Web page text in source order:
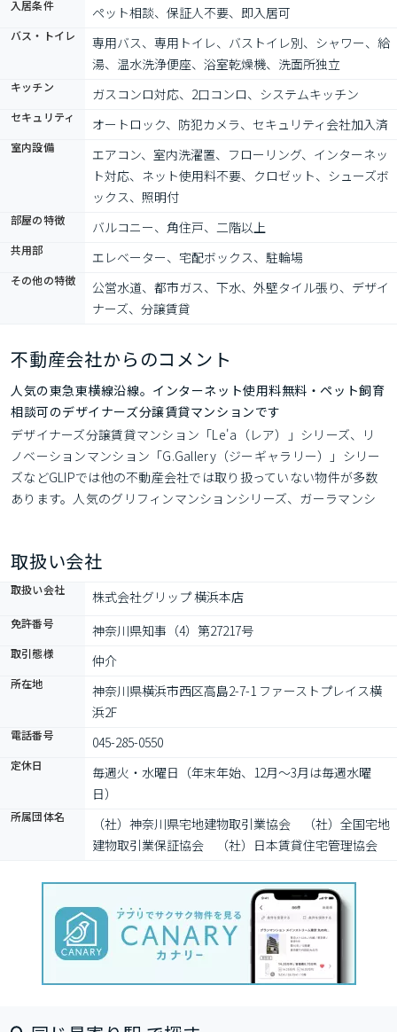
入居条件 ペット相談、保証人不要、即入居可
バス・トイレ
専用バス、専用トイレ、バストイレ別、シャワー、給
湯、温水洗浄便座、浴室乾燥機、洗面所独立
キッチン ガスコンロ対応、2口コンロ、システムキッチン
セキュリティ オートロック、防犯カメラ、セキュリティ会社加入済
室内設備
エアコン、室内洗濯置、フローリング、インターネッ
ト対応、ネット使用料不要、クロゼット、シューズボ
ックス、照明付
部屋の特徴 バルコニー、角住戸、二階以上
共用部 エレベーター、宅配ボックス、駐輪場
その他の特徴
公営水道、都市ガス、下水、外壁タイル張り、デザイ
ナーズ、分譲賃貸
不動産会社からのコメント
人気の東急東横線沿線。インターネット使用料無料・ペット飼育
相談可のデザイナーズ分譲賃貸マンションです
デザイナーズ分譲賃貸マンション「Le'a（レア）」シリーズ、リ
ノベーションマンション「G.Gallery（ジーギャラリー）」シリー
ズなどGLIPでは他の不動産会社では取り扱っていない物件が多数
あります。人気のグリフィンマンションシリーズ、ガーラマンシ
い。
取扱い会社
取扱い会社 株式会社グリップ 横浜本店
免許番号 神奈川県知事（4）第27217号
取引態様 仲介
所在地
神奈川県横浜市西区高島2-7-1 ファーストプレイス横
浜2F
電話番号 045-285-0550
定休日
毎週火・水曜日（年末年始、12月～3月は毎週水曜
日）
所属団体名
（社）神奈川県宅地建物取引業協会　（社）全国宅地
建物取引業保証協会　（社）日本賃貸住宅管理協会